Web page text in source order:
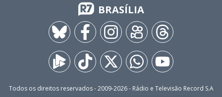
BRASÍLIA
Todos os direitos reservados - 2009-2026- Rádio e Televisão Record S.A